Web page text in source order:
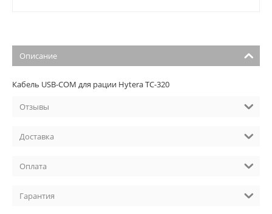
Описание
Кабель USB-COM для рации Hytera TC-320
Отзывы
Доставка
Оплата
Гарантия